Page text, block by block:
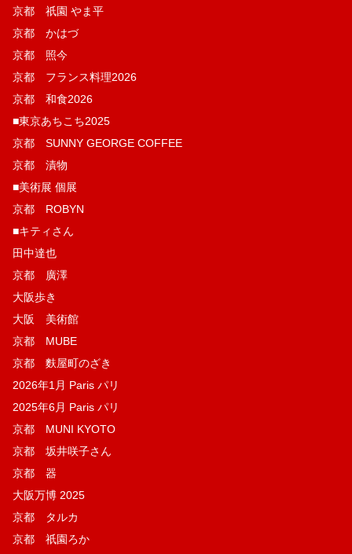
京都 祇園 やま平
京都 かはづ
京都 照今
京都 フランス料理2026
京都 和食2026
■東京あちこち2025
京都 SUNNY GEORGE COFFEE
京都 漬物
■美術展 個展
京都 ROBYN
■キティさん
田中達也
京都 廣澤
大阪歩き
大阪 美術館
京都 MUBE
京都 麩屋町のざき
2026年1月 Paris パリ
2025年6月 Paris パリ
京都 MUNI KYOTO
京都 坂井咲子さん
京都 器
大阪万博 2025
京都 タルカ
京都 祇園ろか